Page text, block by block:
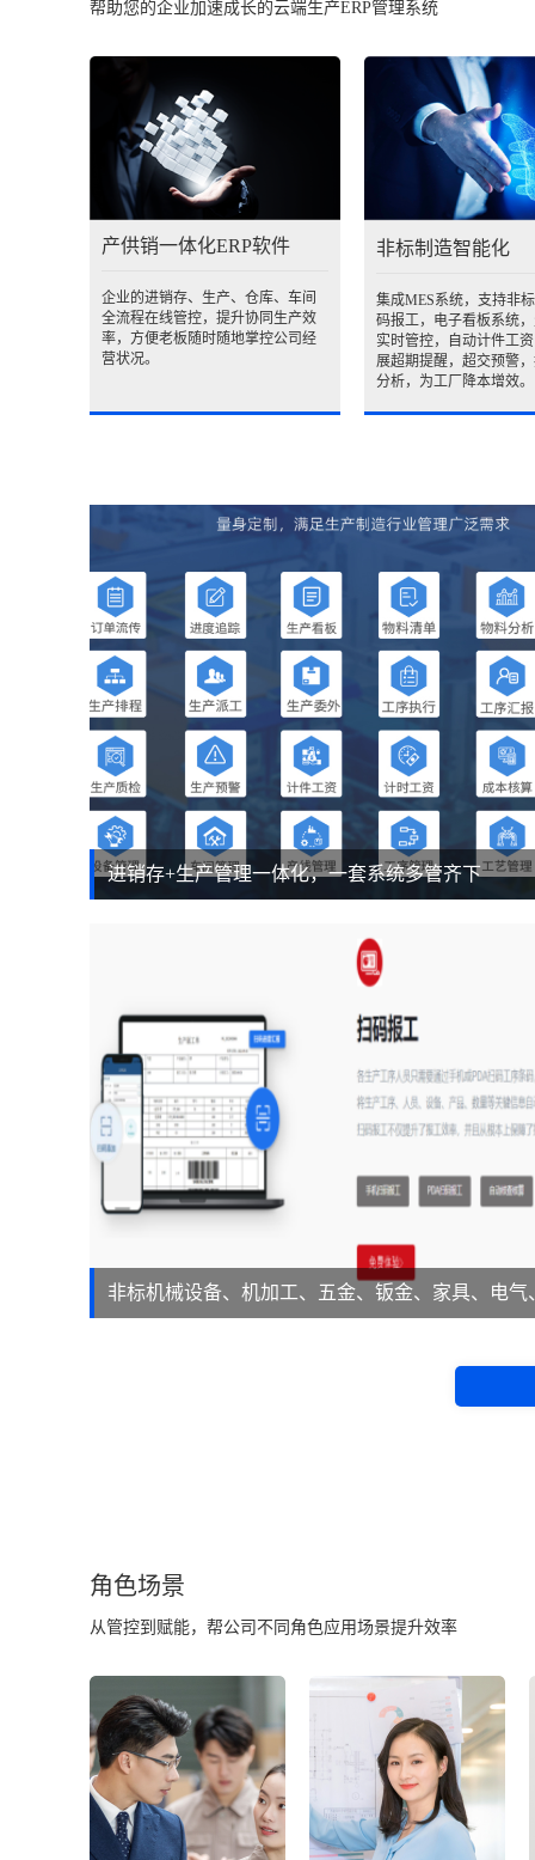
帮助您的企业加速成长的云端生产ERP管理系统
产供销一体化ERP软件
企业的进销存、生产、仓库、车间
全流程在线管控，提升协同生产效
率，方便老板随时随地掌控公司经
营状况。
非标制造智能化
集成MES系统，支持非
码报工，电子看板系统
实时管控，自动计件工
展超期提醒，超交预警
分析，为工厂降本增效。
进销存+生产管理一体化，一套系统多管齐下
非标机械设备、机加工、五金、钣金、家具、电气
角色场景
从管控到赋能，帮公司不同角色应用场景提升效率